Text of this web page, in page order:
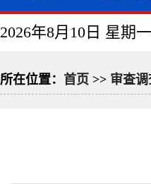
2026年8月10日 星期一
所在位置： 首页 >> 审查调